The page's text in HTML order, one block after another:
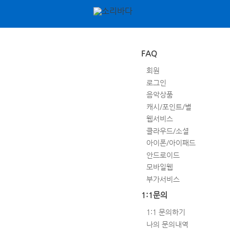
FAQ
회원
로그인
음악상품
캐시/포인트/별
웹서비스
클라우드/소셜
아이폰/아이패드
안드로이드
모바일웹
부가서비스
1:1문의
1:1 문의하기
나의 문의내역